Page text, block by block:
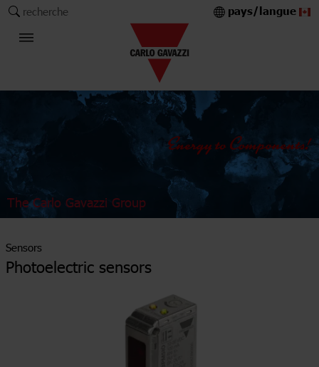
recherche pays/langue
The Carlo Gavazzi Group
Sensors
Photoelectric sensors